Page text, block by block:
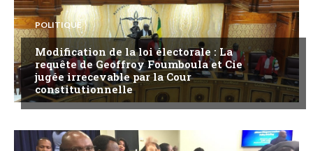
POLITIQUE
Modification de la loi électorale : La
requête de Geoffroy Foumboula et Cie
jugée irrecevable par la Cour
constitutionnelle